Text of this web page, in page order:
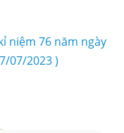
niệm 76 năm ngày
07/2023 )